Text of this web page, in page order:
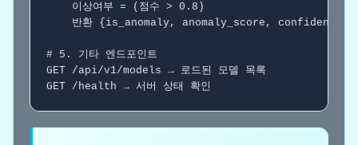
    이상여부 = (점수 > 0.8)
반환 {is_anomaly, anomaly_score, confidence,
# 5. 기타 엔드포인트
GET /api/v1/models → 로드된 모델 목록
GET /health → 서버 상태 확인